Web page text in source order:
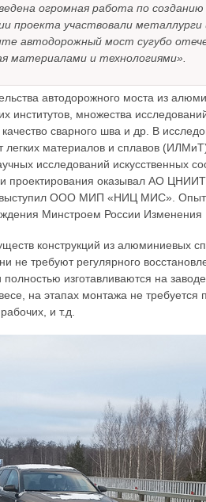
огромная работа по
проекта участвовали
автодорожный мост сугубо
материалами и технологиями».
автодорожного моста из
институтов, множества
качество сварного шва и др. В
легких материалов и сплавов
исследований искусственных
проектирования оказывал АО
ООО МИП «НИЦ МИС». Опыт
Минстроем России
конструкций из алюминиевых
не требуют регулярного
полностью изготавливаются на
на этапах монтажа не
и т.д.